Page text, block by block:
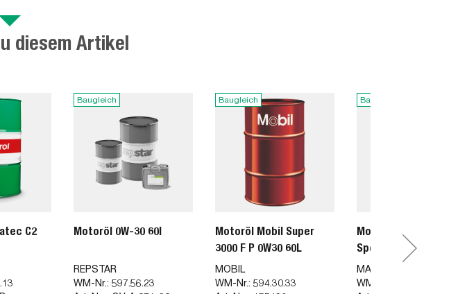
diesem Artikel
C2
Baugleich
Motoröl 0W-30 60l
REPSTAR
WM-Nr.: 597.56.23
Baugleich
Motoröl Mobil Super
3000 F P 0W30 60L
MOBIL
WM-Nr.: 594.30.33
Baugleich
Motoröl 0W-30 C-Tec
Special C2 60l
MASTEROIL
WM-Nr.: